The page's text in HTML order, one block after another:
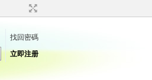
找回密碼
立即注册